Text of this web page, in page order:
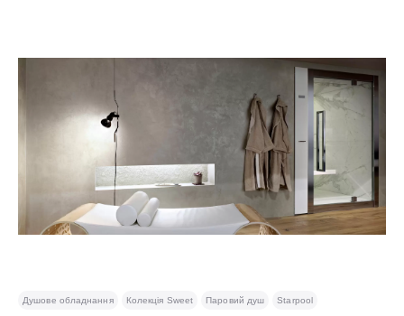
Душове обладнання Колекція Sweet Паровий душ Starpool